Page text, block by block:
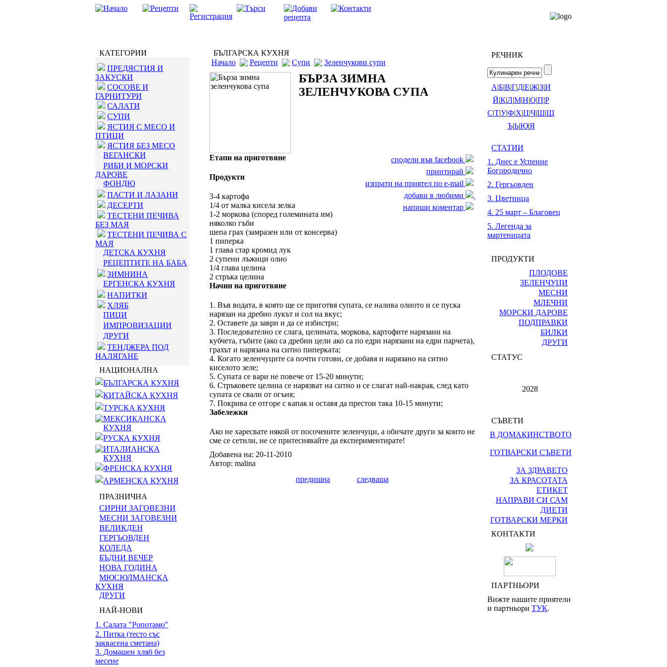
КАТЕГОРИИ
ПРЕДЯСТИЯ И
ЗАКУСКИ
СОСОВЕ И
ГАРНИТУРИ
САЛАТИ
СУПИ
ЯСТИЯ С МЕСО И
ПТИЦИ
ЯСТИЯ БЕЗ МЕСО
ВЕГАНСКИ
РИБИ И МОРСКИ
ДАРОВЕ
ФОНДЮ
ПАСТИ И ЛАЗАНИ
ДЕСЕРТИ
ТЕСТЕНИ ПЕЧИВА
БЕЗ МАЯ
ТЕСТЕНИ ПЕЧИВА С
МАЯ
ДЕТСКА КУХНЯ
РЕЦЕПТИТЕ НА БАБА
ЗИМНИНА
ЕРГЕНСКА КУХНЯ
НАПИТКИ
ХЛЯБ
ПИЦИ
ИМПРОВИЗАЦИИ
ДРУГИ
ТЕНДЖЕРА ПОД
НАЛЯГАНЕ
НАЦИОНАЛНА
БЪЛГАРСКА КУХНЯ
КИТАЙСКА КУХНЯ
ТУРСКА КУХНЯ
МЕКСИКАНСКА
КУХНЯ
РУСКА КУХНЯ
ИТАЛИАНСКА
КУХНЯ
ФРЕНСКА КУХНЯ
АРМЕНСКА КУХНЯ
ПРАЗНИЧНА
СИРНИ ЗАГОВЕЗНИ
МЕСНИ ЗАГОВЕЗНИ
ВЕЛИКДЕН
ГЕРГЬОВДЕН
КОЛЕДА
БЪДНИ ВЕЧЕР
НОВА ГОДИНА
МЮСЮЛМАНСКА
КУХНЯ
ДРУГИ
НАЙ-НОВИ
1. Салата "Ропотамо"
2. Питка (тесто със
заквасена сметана)
3. Домашен хляб без
месене
БЪЛГАРСКА КУХНЯ
Начало
Рецепти Супи Зеленчукови супи
БЪРЗА ЗИМНА
ЗЕЛЕНЧУКОВА СУПА
Етапи на приготвяне
Продукти
3-4 картофа
1/4 от малка кисела зелка
1-2 моркова (според големината им)
няколко гъби
шепа грах (замразен или от консерва)
1 пиперка
1 глава стар кромид лук
2 супени лъжици олио
1/4 глава целина
2 стръка целина
сподели във facebook
принтирай
изпрати на приятел по e-mail
добави в любими
напиши коментар
Начин на приготвяне
1. Във водата, в която ще се приготвя супата, се налива олиото и се пуска
нарязан на дребно лукът и сол на вкус;
2. Оставете да заври и да се избистри;
3. Последователно се слага, целината, моркова, картофите нарязани на
кубчета, гъбите (ако са дребни цели ако са по едри нарязани на едри парчета),
грахът и нарязана на ситно пиперката;
4. Когато зеленчуците са почти готови, се добавя и нарязано на ситно
киселото зеле;
5. Супата се вари не повече от 15-20 минути;
6. Стръковете целина се нарязват на ситно и се слагат най-накрая, след като
супата се свали от огъня;
7. Покрива се отгоре с капак и оставя да престои така 10-15 минути;
Забележки
Ако не харесвате някой от посочените зеленчуци, а обичате други за които не
сме се сетили, не се притеснявайте да експериментирате!
Добавена на: 20-11-2010
Автор: malina
предишна
следваща
РЕЧНИК
А|Б|В|Г|Д|Е|Ж|З|И
Й|К|Л|М|Н|О|П|Р
С|Т|У|Ф|Х|Ц|Ч|Ш|Щ
Ъ|Ь|Ю|Я
СТАТИИ
1. Днес е Успение
Богородично
2. Гергьовден
3. Цветница
4. 25 март – Благовец
5. Легенда за
мартеницата
ПРОДУКТИ
ПЛОДОВЕ
ЗЕЛЕНЧУЦИ
МЕСНИ
МЛЕЧНИ
МОРСКИ ДАРОВЕ
ПОДПРАВКИ
БИЛКИ
ДРУГИ
СТАТУС
2028
СЪВЕТИ
В ДОМАКИНСТВОТО
ГОТВАРСКИ СЪВЕТИ
ЗА ЗДРАВЕТО
ЗА КРАСОТАТА
ЕТИКЕТ
НАПРАВИ СИ САМ
ДИЕТИ
ГОТВАРСКИ МЕРКИ
КОНТАКТИ
ПАРТНЬОРИ
Вижте нашите приятели
и партньори ТУК.